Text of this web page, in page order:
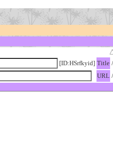
[ID:HSrfkyid] Title /
URL /